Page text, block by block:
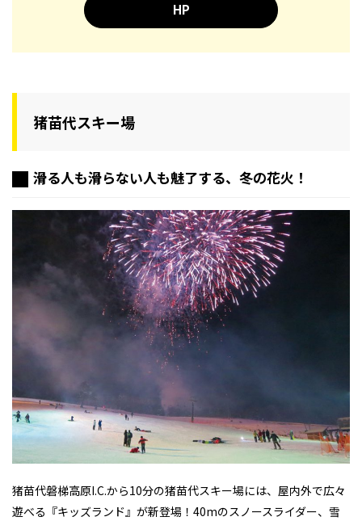
HP
猪苗代スキー場
滑る人も滑らない人も魅了する、冬の花火！
猪苗代磐梯高原I.C.から10分の猪苗代スキー場には、屋内外で広々
遊べる『キッズランド』が新登場！40mのスノースライダー、雪